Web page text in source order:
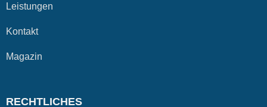
Leistungen
Kontakt
Magazin
RECHTLICHES